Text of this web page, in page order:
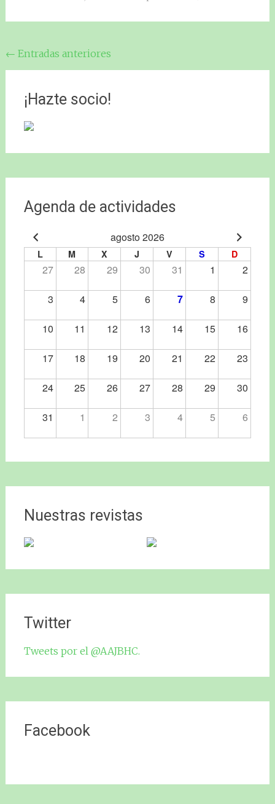
Navegación
de
entradas
← Entradas anteriores
¡Hazte socio!
Agenda de actividades
agosto 2026
L M X J V S D
27 28 29 30 31 1 2
3 4 5 6 7 8 9
10 11 12 13 14 15 16
17 18 19 20 21 22 23
24 25 26 27 28 29 30
31 1 2 3 4 5 6
Nuestras revistas
Twitter
Tweets por el @AAJBHC.
Facebook